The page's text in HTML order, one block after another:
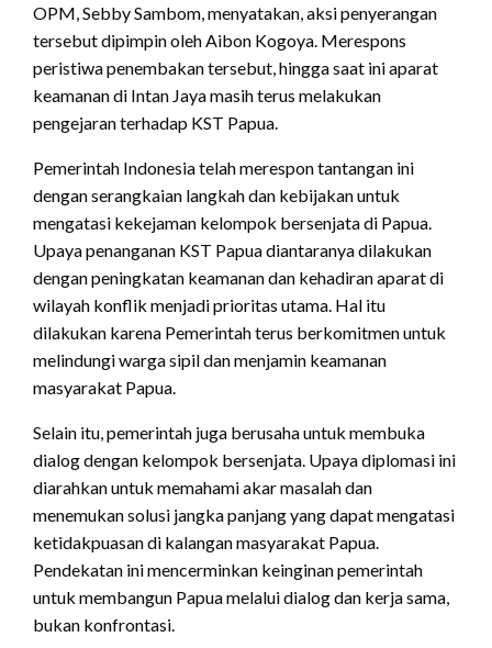
OPM, Sebby Sambom, menyatakan, aksi penyerangan
tersebut dipimpin oleh Aibon Kogoya. Merespons
peristiwa penembakan tersebut, hingga saat ini aparat
keamanan di Intan Jaya masih terus melakukan
pengejaran terhadap KST Papua.
Pemerintah Indonesia telah merespon tantangan ini
dengan serangkaian langkah dan kebijakan untuk
mengatasi kekejaman kelompok bersenjata di Papua.
Upaya penanganan KST Papua diantaranya dilakukan
dengan peningkatan keamanan dan kehadiran aparat di
wilayah konflik menjadi prioritas utama. Hal itu
dilakukan karena Pemerintah terus berkomitmen untuk
melindungi warga sipil dan menjamin keamanan
masyarakat Papua.
Selain itu, pemerintah juga berusaha untuk membuka
dialog dengan kelompok bersenjata. Upaya diplomasi ini
diarahkan untuk memahami akar masalah dan
menemukan solusi jangka panjang yang dapat mengatasi
ketidakpuasan di kalangan masyarakat Papua.
Pendekatan ini mencerminkan keinginan pemerintah
untuk membangun Papua melalui dialog dan kerja sama,
bukan konfrontasi.